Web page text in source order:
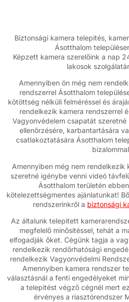
Biztonsági kamera telepités,
Ásotthalom
Képzett kamera szerelőink a nap
lakosok
Amennyiben ön még nem
rendszerrel Ásotthalom
kötöttség nélküli felméréssel és
rendelkezik kamera rendszerrel
Vagyonvédelem csapatát
ellenőrzésére, karbantartására
csatlakoztatására Ásotthalom
Amennyiben még nem rendelkezik
szeretné igénybe venni videó
Ásotthalom területén
kötelezettségmentes ajánlatunkat!
rendszerinkről a biztonsági
Az általunk telepitett
megfelelő minősitéssel, tehát a
elfogadják őket. Cégünk tagja a
rendelkezik rendőrhatósági
rendelkezik Vagyonvédelmi
Amennyiben kamera rendszer
választásnál a fenti engedélyeket
a telepitést végző cégnél mert
érvényes a riasztórendszer